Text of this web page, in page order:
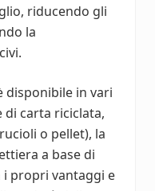
riducendo gli
la
disponibile in vari
di carta riciclata,
o pellet), la
a base di
i propri vantaggi e